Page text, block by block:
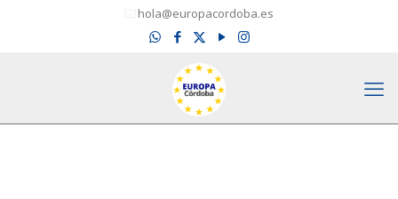
hola@europacordoba.es